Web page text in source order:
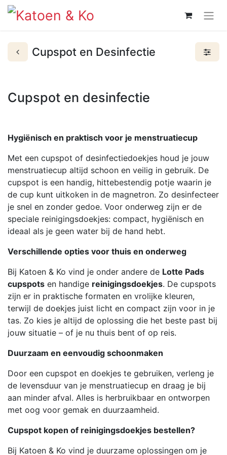
Cupspot en Desinfectie
Cupspot en desinfectie
Hygiënisch en praktisch voor je menstruatiecup
Met een cupspot of desinfectiedoekjes houd je jouw
menstruatiecup altijd schoon en veilig in gebruik. De
cupspot is een handig, hittebestendig potje waarin je
de cup kunt uitkoken in de magnetron. Zo desinfecteer
je snel en zonder gedoe. Voor onderweg zijn er de
speciale reinigingsdoekjes: compact, hygiënisch en
ideaal als je geen water bij de hand hebt.
Verschillende opties voor thuis en onderweg
Bij Katoen & Ko vind je onder andere de Lotte Pads
cupspots en handige reinigingsdoekjes. De cupspots
zijn er in praktische formaten en vrolijke kleuren,
terwijl de doekjes juist licht en compact zijn voor in je
tas. Zo kies je altijd de oplossing die het beste past bij
jouw situatie – of je nu thuis bent of op reis.
Duurzaam en eenvoudig schoonmaken
Door een cupspot en doekjes te gebruiken, verleng je
de levensduur van je menstruatiecup en draag je bij
aan minder afval. Alles is herbruikbaar en ontworpen
met oog voor gemak en duurzaamheid.
Cupspot kopen of reinigingsdoekjes bestellen?
Bij Katoen & Ko vind je duurzame oplossingen om je